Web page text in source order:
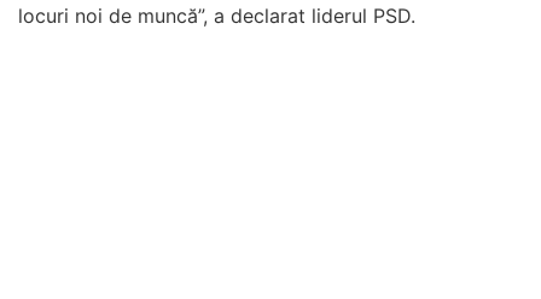
locuri noi de muncă”, a declarat liderul PSD.